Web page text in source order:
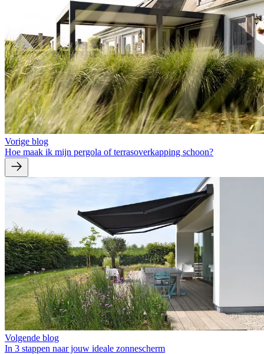
Vorige blog
Hoe maak ik mijn pergola of terrasoverkapping schoon?
Volgende blog
In 3 stappen naar jouw ideale zonnescherm